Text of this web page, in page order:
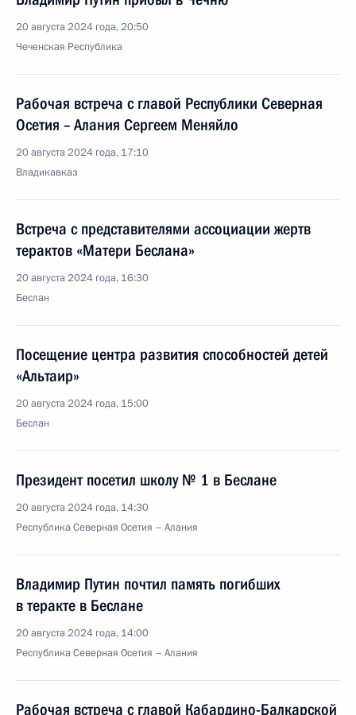
20 августа 2024 года, 20:50
Чеченская Республика
Рабочая встреча с главой Республики Северная
Осетия – Алания Сергеем Меняйло
20 августа 2024 года, 17:10
Владикавказ
Встреча с представителями ассоциации жертв
терактов «Матери Беслана»
20 августа 2024 года, 16:30
Беслан
Посещение центра развития способностей детей
«Альтаир»
20 августа 2024 года, 15:00
Беслан
Президент посетил школу № 1 в Беслане
20 августа 2024 года, 14:30
Республика Северная Осетия – Алания
Владимир Путин почтил память погибших
в теракте в Беслане
20 августа 2024 года, 14:00
Республика Северная Осетия – Алания
Рабочая встреча с главой Кабардино-Балкарской